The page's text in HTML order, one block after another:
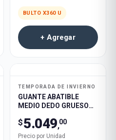
BULTO X360 U
+ Agregar
TEMPORADA DE INVIERNO
GUANTE ABATIBLE
MEDIO DEDO GRUESO
$5.049,00
Precio por Unidad